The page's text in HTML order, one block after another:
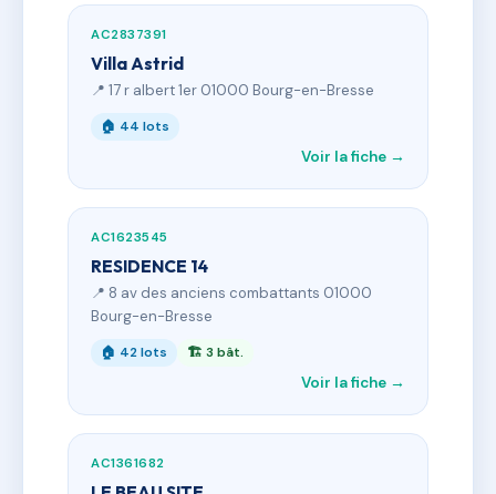
AC2837391
Villa Astrid
📍 17 r albert 1er 01000 Bourg-en-Bresse
🏠 44 lots
Voir la fiche →
AC1623545
RESIDENCE 14
📍 8 av des anciens combattants 01000
Bourg-en-Bresse
🏠 42 lots 🏗 3 bât.
Voir la fiche →
AC1361682